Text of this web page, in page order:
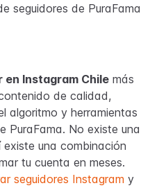
seguidores de PuraFama
Instagram Chile más
de calidad,
algoritmo y herramientas
PuraFama. No existe una
una combinación
tu cuenta en meses.
seguidores Instagram y